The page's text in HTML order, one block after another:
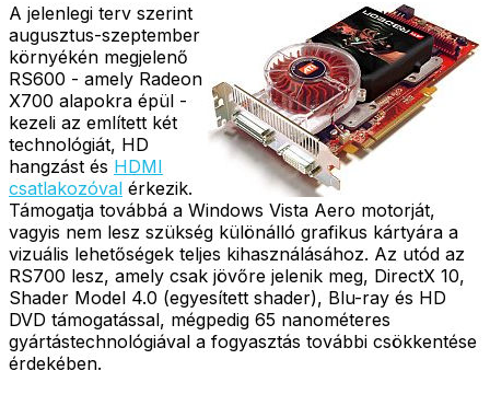
A jelenlegi terv szerint
augusztus-szeptember
környékén megjelenő
RS600 - amely Radeon
X700 alapokra épül -
kezeli az említett két
technológiát, HD
hangzást és HDMI
csatlakozóval érkezik.
Támogatja továbbá a Windows Vista Aero motorját,
vagyis nem lesz szükség különálló grafikus kártyára a
vizuális lehetőségek teljes kihasználásához. Az utód az
RS700 lesz, amely csak jövőre jelenik meg, DirectX 10,
Shader Model 4.0 (egyesített shader), Blu-ray és HD
DVD támogatással, mégpedig 65 nanométeres
gyártástechnológiával a fogyasztás további csökkentése
érdekében.